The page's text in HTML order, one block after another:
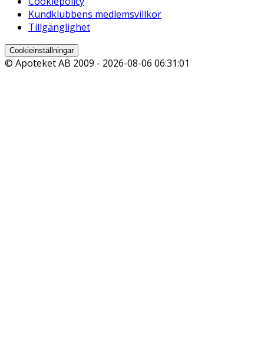
Kundklubbens medlemsvillkor
Tillgänglighet
Cookieinställningar
© Apoteket AB 2009 - 2026-08-06 06:31:01